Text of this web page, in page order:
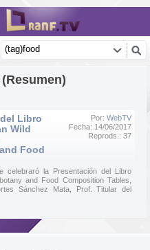
Por: WebTV
Fecha: 14/06/2017
Reprods.: 37
Libro
Wild
Food
celebraró la Presentación del Libro
and Food Composition Tables,
Sánchez Mata, Prof. Titular del